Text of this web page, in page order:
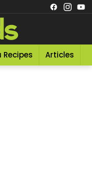
Recipes Articles